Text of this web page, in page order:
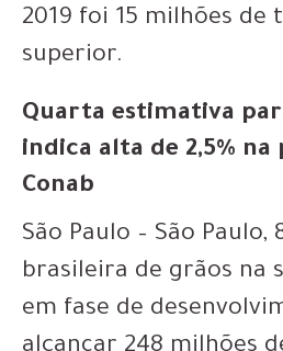
2019 foi 15 milhões de
superior.
Quarta estimativa
indica alta de 2,5% na
Conab
São Paulo – São Paulo,
brasileira de grãos na
em fase de